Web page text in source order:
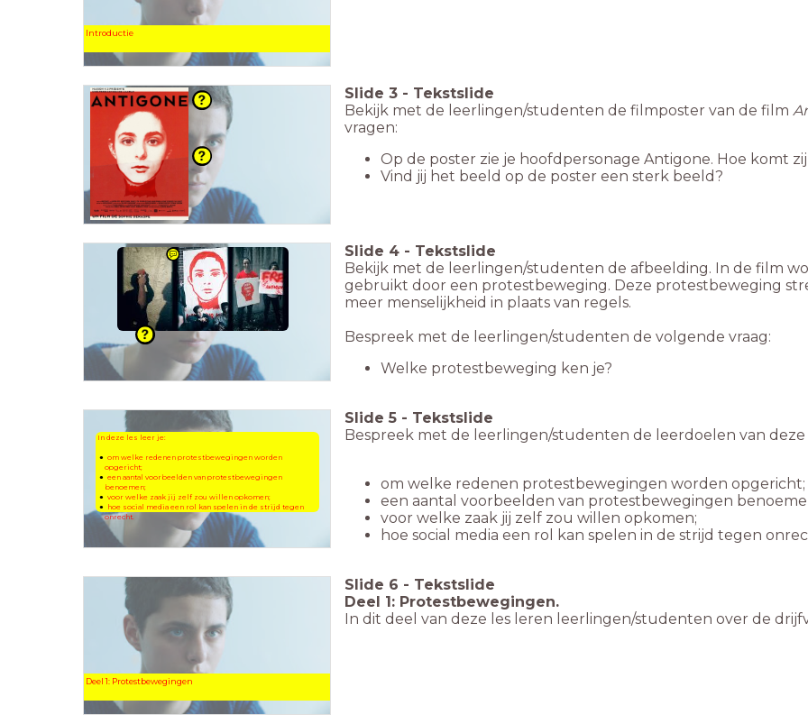
Introductie
Slide 3 - Tekstslide
Bekijk met de leerlingen/studenten de filmposter van de film
vragen:
Op de poster zie je hoofdpersonage Antigone. Hoe komt
Vind jij het beeld op de poster een sterk beeld?
Slide 4 - Tekstslide
Bekijk met de leerlingen/studenten de afbeelding. In de film
gebruikt door een protestbeweging. Deze protestbeweging
meer menselijkheid in plaats van regels.
Bespreek met de leerlingen/studenten de volgende vraag:
Welke protestbeweging ken je?
In deze les leer je:
om welke redenen protestbewegingen worden
opgericht;
een aantal voorbeelden van protestbewegingen
benoemen;
voor welke zaak jij zelf zou willen opkomen;
hoe social media een rol kan spelen in de strijd tegen
onrecht.
Slide 5 - Tekstslide
Bespreek met de leerlingen/studenten de leerdoelen van deze
om welke redenen protestbewegingen worden opgericht;
een aantal voorbeelden van protestbewegingen
voor welke zaak jij zelf zou willen opkomen;
hoe social media een rol kan spelen in de strijd tegen
Deel 1: Protestbewegingen
Slide 6 - Tekstslide
Deel 1: Protestbewegingen.
In dit deel van deze les leren leerlingen/studenten over de